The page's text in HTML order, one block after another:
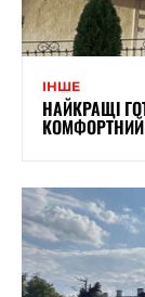
ІНШЕ
НАЙКРАЩІ